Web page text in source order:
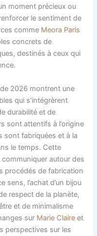
moment précieux ou
le sentiment de
comme Meora Paris
concrets de
destinés à ceux qui
2026 montrent une
qui s’intégrèrent
durabilité et de
sont attentifs à l’origine
sont fabriquées et à la
le temps. Cette
autour des
procédés de fabrication
sens, l’achat d’un bijou
respect de la planète,
et de minimalisme
sur Marie Claire et
perspectives sur les